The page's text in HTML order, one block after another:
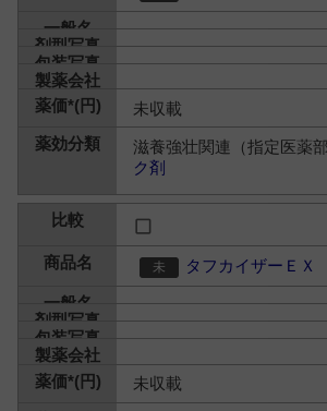
未収載
滋養強壮関連（指定医薬
ク剤
タフカイザーＥ
未収載